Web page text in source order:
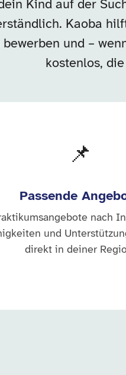
Kind auf der
Kaoba
bewerben und –
kostenlos,
📌
Passende
nach
und
direkt in deiner